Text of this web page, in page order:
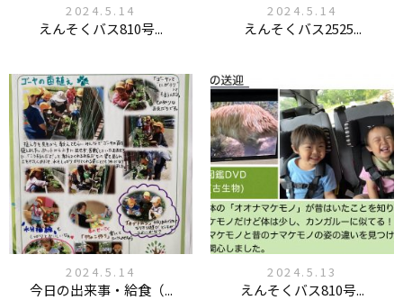
2024.5.14
えんそくバス810号...
2024.5.14
えんそくバス2525...
2024.5.14
今日の出来事・給食（...
2024.5.13
えんそくバス810号...